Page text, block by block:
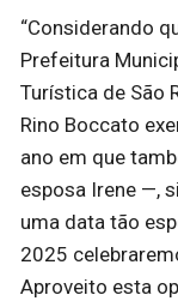
“Considerando
Prefeitura
Turística de São
Rino Boccato
ano em que
esposa Irene —,
uma data tão
2025
Aproveito esta